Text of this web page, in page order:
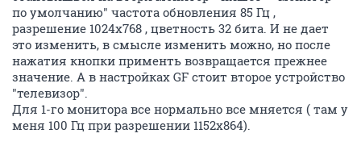
по умолчанию" частота обновления 85 Гц ,
разрешение 1024х768 , цветность 32 бита. И не дает
это изменить, в смысле изменить можно, но после
нажатия кнопки применть возвращается прежнее
значение. А в настройках GF стоит второе устройство
"телевизор".
Для 1-го монитора все нормально все мняется ( там у
меня 100 Гц при разрешении 1152х864).